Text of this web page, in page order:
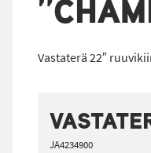
Vastaterä 22″
JA4234900